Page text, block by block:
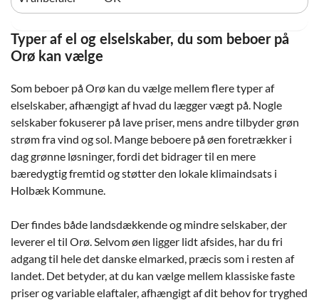
Typer af el og elselskaber, du som beboer på
Orø kan vælge
Som beboer på Orø kan du vælge mellem flere typer af
elselskaber, afhængigt af hvad du lægger vægt på. Nogle
selskaber fokuserer på lave priser, mens andre tilbyder grøn
strøm fra vind og sol. Mange beboere på øen foretrækker i
dag grønne løsninger, fordi det bidrager til en mere
bæredygtig fremtid og støtter den lokale klimaindsats i
Holbæk Kommune.
Der findes både landsdækkende og mindre selskaber, der
leverer el til Orø. Selvom øen ligger lidt afsides, har du fri
adgang til hele det danske elmarked, præcis som i resten af
landet. Det betyder, at du kan vælge mellem klassiske faste
priser og variable elaftaler, afhængigt af dit behov for tryghed